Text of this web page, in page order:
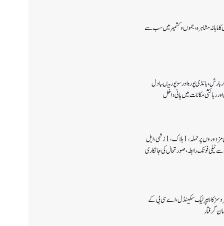
ماہانہ مشاہرہ، جموں و کشمیر میں سب سے
پورہ اور سوپور میںبادل
رہائشی مکانات میں پانی داخل
کولگام میں غیر مقامی مزدوروں پر حملہ،1ہلاک،1زخمی،ایل
ٹیلی فونک رابطہ، صورتحال کی جانکاری
کا پیپر لیک سکینڈل،اے سی بی کے